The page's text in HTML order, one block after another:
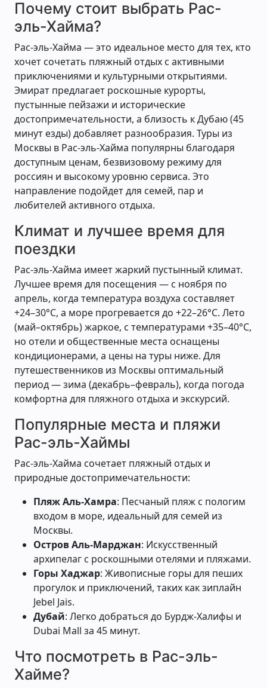
Почему стоит выбрать Рас-
эль-Хайма?
Рас-эль-Хайма — это идеальное место для тех, кто
хочет сочетать пляжный отдых с активными
приключениями и культурными открытиями.
Эмират предлагает роскошные курорты,
пустынные пейзажи и исторические
достопримечательности, а близость к Дубаю (45
минут езды) добавляет разнообразия. Туры из
Москвы в Рас-эль-Хайма популярны благодаря
доступным ценам, безвизовому режиму для
россиян и высокому уровню сервиса. Это
направление подойдет для семей, пар и
любителей активного отдыха.
Климат и лучшее время для
поездки
Рас-эль-Хайма имеет жаркий пустынный климат.
Лучшее время для посещения — с ноября по
апрель, когда температура воздуха составляет
+24–30°C, а море прогревается до +22–26°C. Лето
(май–октябрь) жаркое, с температурами +35–40°C,
но отели и общественные места оснащены
кондиционерами, а цены на туры ниже. Для
путешественников из Москвы оптимальный
период — зима (декабрь–февраль), когда погода
комфортна для пляжного отдыха и экскурсий.
Популярные места и пляжи
Рас-эль-Хаймы
Рас-эль-Хайма сочетает пляжный отдых и
природные достопримечательности:
Пляж Аль-Хамра: Песчаный пляж с пологим
входом в море, идеальный для семей из
Москвы.
Остров Аль-Марджан: Искусственный
архипелаг с роскошными отелями и пляжами.
Горы Хаджар: Живописные горы для пеших
прогулок и приключений, таких как зиплайн
Jebel Jais.
Дубай: Легко добраться до Бурдж-Халифы и
Dubai Mall за 45 минут.
Что посмотреть в Рас-эль-
Хайме?